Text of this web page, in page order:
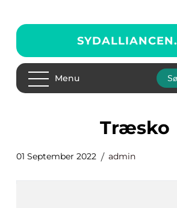
SYDALLIANCEN.
Menu
træsko
01 September 2022 admin